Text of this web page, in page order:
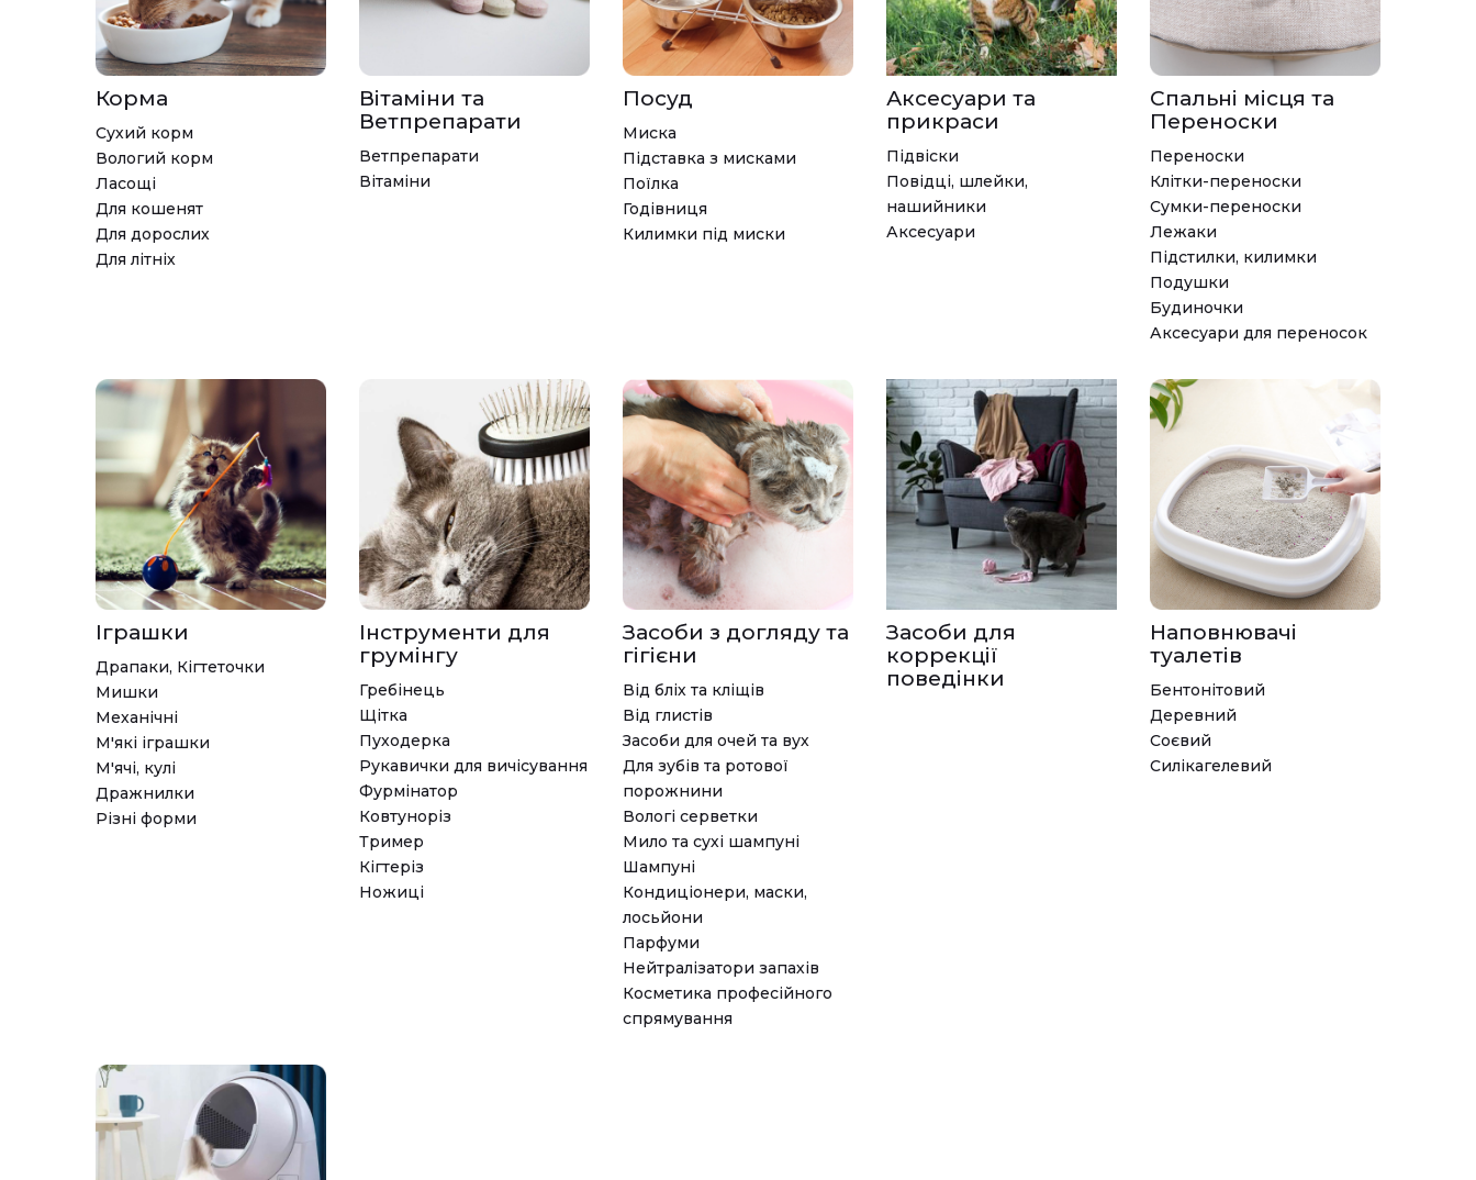
Корма
Сухий корм
Вологий корм
Ласощі
Для кошенят
Для дорослих
Для літніх
Вітаміни та
Ветпрепарати
Ветпрепарати
Вітаміни
Посуд
Миска
Підставка з мисками
Поїлка
Годівниця
Килимки під миски
Аксесуари та
прикраси
Підвіски
Повідці, шлейки,
нашийники
Аксесуари
Спальні місця та
Переноски
Переноски
Клітки-переноски
Сумки-переноски
Лежаки
Підстилки, килимки
Подушки
Будиночки
Аксесуари для переносок
Іграшки
Драпаки, Кігтеточки
Мишки
Механічні
М'які іграшки
М'ячі, кулі
Дражнилки
Різні форми
Інструменти для
грумінгу
Гребінець
Щітка
Пуходерка
Рукавички для вичісування
Фурмінатор
Ковтуноріз
Тример
Кігтеріз
Ножиці
Засоби з догляду та
гігієни
Від бліх та кліщів
Від глистів
Засоби для очей та вух
Для зубів та ротової
порожнини
Вологі серветки
Мило та сухі шампуні
Шампуні
Кондиціонери, маски,
лосьйони
Парфуми
Нейтралізатори запахів
Косметика професійного
спрямування
Засоби для
коррекції
поведінки
Наповнювачі
туалетів
Бентонітовий
Деревний
Соєвий
Силікагелевий